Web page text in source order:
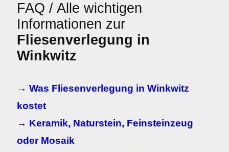
FAQ / Alle wichtigen
Informationen zur
Fliesenverlegung in
Winkwitz
→ Was Fliesenverlegung in Winkwitz
kostet
→ Keramik, Naturstein, Feinsteinzeug
oder Mosaik